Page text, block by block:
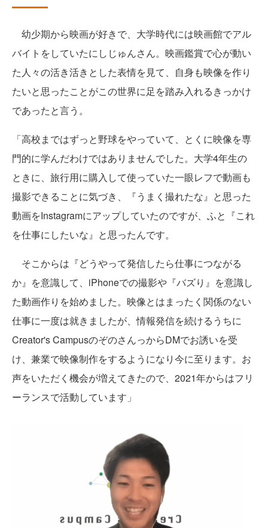
幼少期から映画が好きで、大学時代には映画館でアル
バイトをしていたにしじゅんさん。映画鑑賞で心が動い
た人々の活き活きとした表情を見て、自身も映像を作り
たいと思ったことがこの世界に足を踏み入れるきっかけ
であったと言う。
「高校まではずっと野球をやっていて、とくに映像を専
門的に学んだわけではありませんでした。大学4年生の
ときに、旅行用に購入して使っていた一眼レフで動画も
撮影できることに気づき、『うまく撮れたな』と思った
動画をInstagramにアップしていたのですが、ふと『これ
を仕事にしたいな』と思ったんです。
そこからは『どうやって発信したら仕事につながる
か』を意識して、iPhoneでの撮影や『バズり』を意識し
た動画作りを始めました。映像とはまったく関係のない
仕事に一度は就きましたが、情報発信を続けるうちに
Creator's CampusのぞのさんっからDMでお誘いを受
け、兼業で映像制作をするようになり今に至ります。お
声をいただく機会が増えてきたので、2021年からはフリ
ーランスで活動しています」